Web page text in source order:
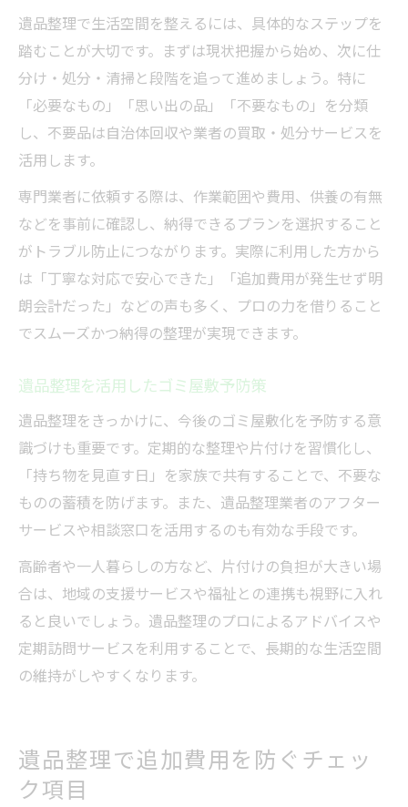
遺品整理で生活空間を整えるには、具体的なステップを
踏むことが大切です。まずは現状把握から始め、次に仕
分け・処分・清掃と段階を追って進めましょう。特に
「必要なもの」「思い出の品」「不要なもの」を分類
し、不要品は自治体回収や業者の買取・処分サービスを
活用します。
専門業者に依頼する際は、作業範囲や費用、供養の有無
などを事前に確認し、納得できるプランを選択すること
がトラブル防止につながります。実際に利用した方から
は「丁寧な対応で安心できた」「追加費用が発生せず明
朗会計だった」などの声も多く、プロの力を借りること
でスムーズかつ納得の整理が実現できます。
遺品整理を活用したゴミ屋敷予防策
遺品整理をきっかけに、今後のゴミ屋敷化を予防する意
識づけも重要です。定期的な整理や片付けを習慣化し、
「持ち物を見直す日」を家族で共有することで、不要な
ものの蓄積を防げます。また、遺品整理業者のアフター
サービスや相談窓口を活用するのも有効な手段です。
高齢者や一人暮らしの方など、片付けの負担が大きい場
合は、地域の支援サービスや福祉との連携も視野に入れ
ると良いでしょう。遺品整理のプロによるアドバイスや
定期訪問サービスを利用することで、長期的な生活空間
の維持がしやすくなります。
遺品整理で追加費用を防ぐチェッ
ク項目